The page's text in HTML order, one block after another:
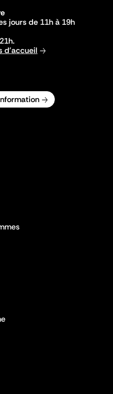
jours de 11h à 19h
d'accueil